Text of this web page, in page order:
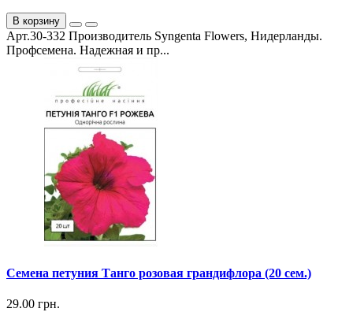
В корзину
Арт.30-332 Производитель Syngenta Flowers, Нидерланды.
Профсемена. Надежная и пр...
Семена петуния Танго розовая грандифлора (20 сем.)
29.00 грн.